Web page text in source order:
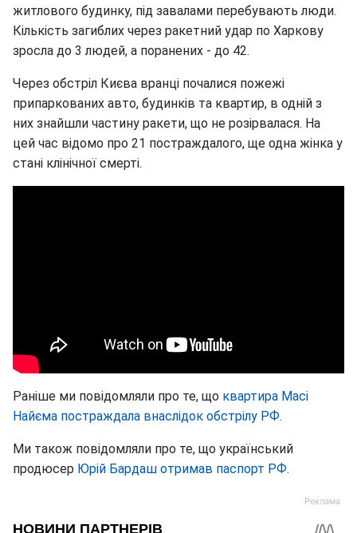
житлового будинку, під завалами перебувають люди.
Кількість загиблих через ракетний удар по Харкову
зросла до 3 людей, а поранених - до 42.
Через обстріл Києва вранці почалися пожежі
припаркованих авто, будинків та квартир, в одній з
них знайшли частину ракети, що не розірвалася. На
цей час відомо про 21 постраждалого, ще одна жінка у
стані клінічної смерті.
Раніше ми повідомляли про те, що квартира Масі
Найєма постраждала внаслідок обстрілу РФ.
Ми також повідомляли про те, що український
продюсер Юрій Бардаш отримав паспорт РФ.